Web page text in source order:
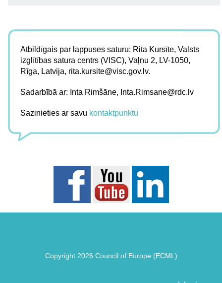
Atbildīgais par lappuses saturu: Rita Kursīte, Valsts
izglītības satura centrs (VISC), Vaļņu 2, LV-1050,
Rīga, Latvija, rita.kursite@visc.gov.lv.
Sadarbībā ar: Inta Rimšāne, Inta.Rimsane@rdc.lv
Sazinieties ar savu kontaktpunktu
Copyright 2026 Council of Europe (ECML)